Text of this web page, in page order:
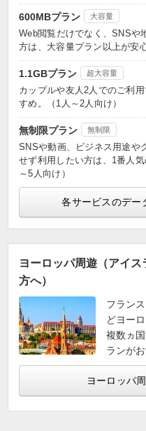
600MBプラン 大容量
Web閲覧だけでなく、SNSや
方は、大容量プラン以上が安
1.1GBプラン 超大容量
カップルや友人2人でのご利
すめ。（1人～2人向け）
無制限プラン 無制限
SNSや動画、ビジネス用途や
せず利用したい方は、1番人
～5人向け）
各サービスのデー
ヨーロッパ周遊（アイ
方へ）
フラン
どヨー
複数ヵ
ランがお
ヨーロッパ